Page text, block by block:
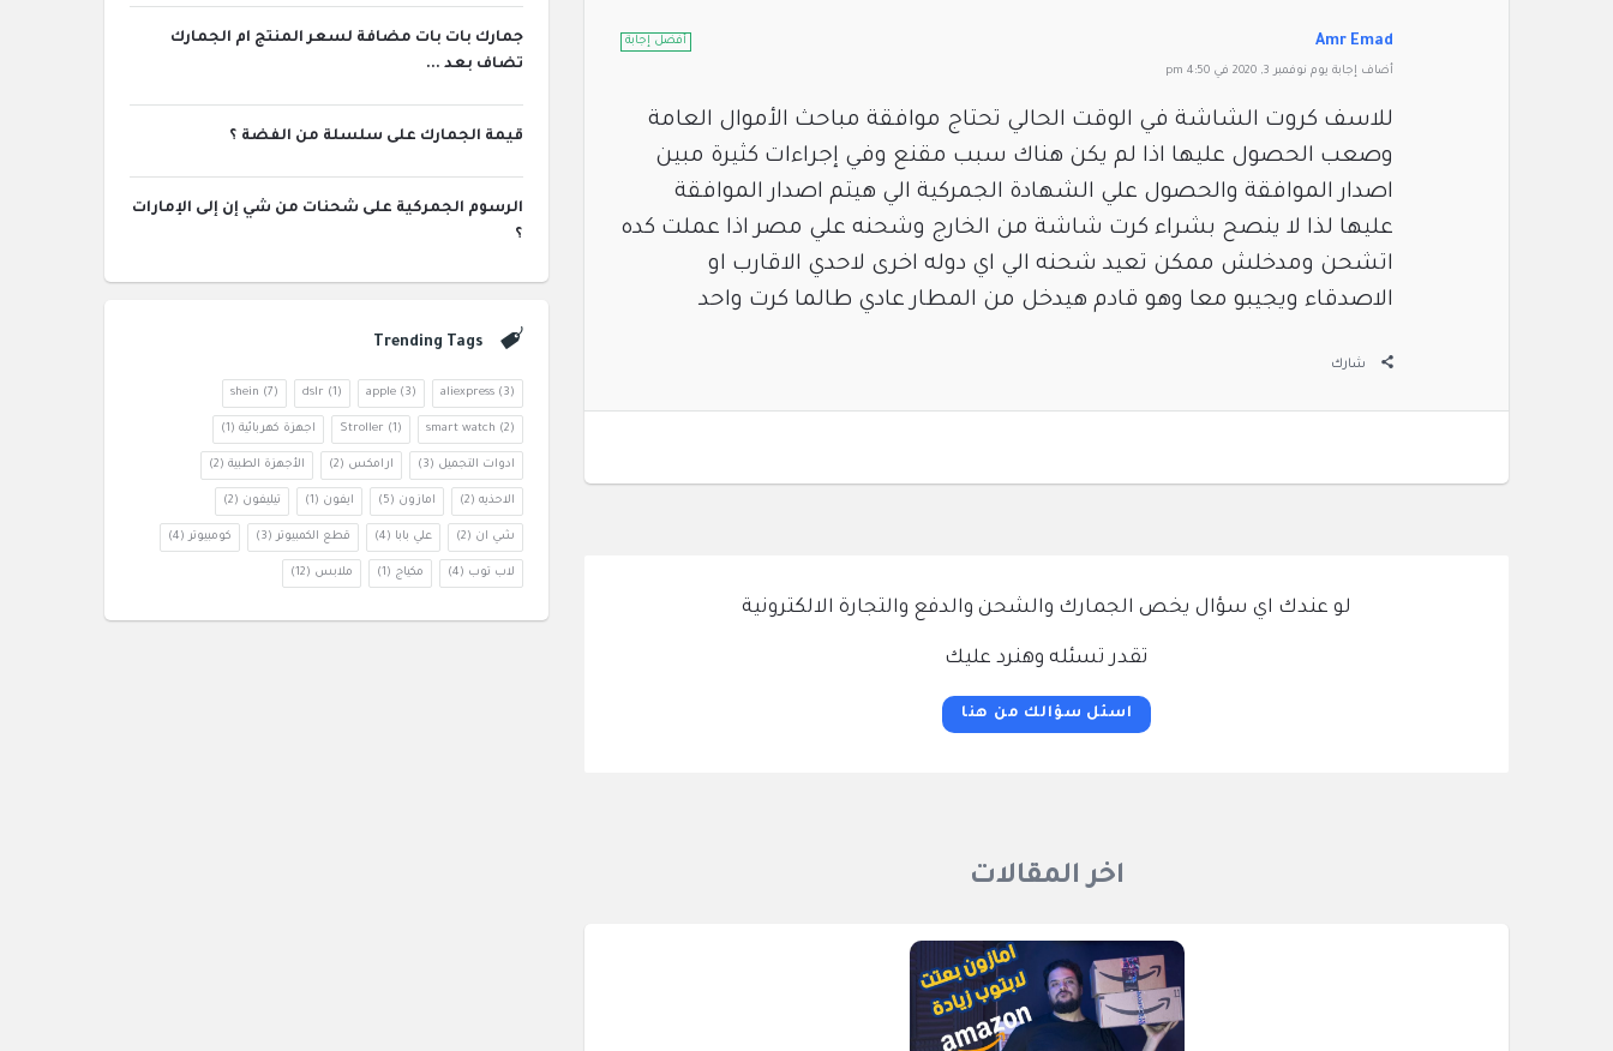
أفضل إجابة Amr Emad
‫أضاف ‫‫إجابة يوم نوفمبر 3, 2020 في 4:50 pm
للاسف كروت الشاشة في الوقت الحالي تحتاج موافقة مباحث الأموال العامة
وصعب الحصول عليها اذا لم يكن هناك سبب مقنع وفي إجراءات كثيرة مبين
اصدار الموافقة والحصول علي الشهادة الجمركية الي هيتم اصدار الموافقة
عليها لذا لا ينصح بشراء كرت شاشة من الخارج وشحنه علي مصر اذا عملت كده
اتشحن ومدخلش ممكن تعيد شحنه الي اي دوله اخرى لاحدي الاقارب او
الاصدقاء ويجيبو معا وهو قادم هيدخل من المطار عادي طالما كرت واحد
شارك
لو عندك اي سؤال يخص الجمارك والشحن والدفع والتجارة الالكترونية
تقدر تسئله وهنرد عليك
اسئل سؤالك من هنا
اخر المقالات
جمارك بات بات مضافة لسعر المنتج ام الجمارك
تضاف بعد ...
قيمة الجمارك على سلسلة من الفضة ؟
الرسوم الجمركية على شحنات من شي إن إلى الإمارات
؟
Trending Tags
aliexpress(3)
apple(3)
dslr (1)
shein (7)
smart watch (2)
Stroller (1) اجهزة كهربائية (1)
ادوات التجميل (3) ارامكس (2) الأجهزة الطبية (2)
الاحذيه (2) امازون (5) ايفون (1) تيليفون (2)
شي ان (2) علي بابا (4) قطع الكمبيوتر (3) كومبيوتر (4)
لاب توب (4) مكياج (1) ملابس (12)